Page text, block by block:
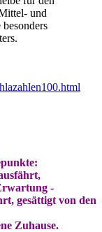
und
-
gesättigt von den
Zuhause.